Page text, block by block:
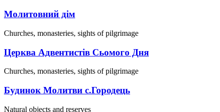
Молитовний дім
Churches, monasteries, sights of pilgrimage
Церква Адвентистів Сьомого Дня
Churches, monasteries, sights of pilgrimage
Будинок Молитви с.Городець
Natural objects and reserves